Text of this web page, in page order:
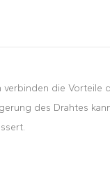
die Vorteile
des Drahtes